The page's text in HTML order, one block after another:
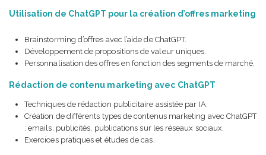
Utilisation de ChatGPT pour la création d’offres marketing
Brainstorming d’offres avec l’aide de ChatGPT.
Développement de propositions de valeur uniques.
Personnalisation des offres en fonction des segments de marché.
Rédaction de contenu marketing avec ChatGPT
Techniques de rédaction publicitaire assistée par IA.
Création de différents types de contenus marketing avec ChatGPT
: emails, publicités, publications sur les réseaux sociaux.
Exercices pratiques et études de cas.